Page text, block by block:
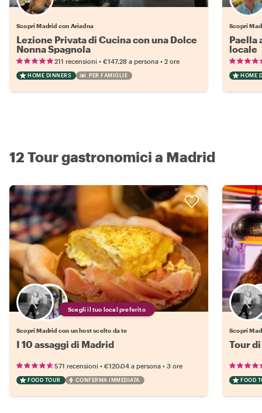
Scopri Madrid con Ariadna
Lezione Privata di Cucina con una Dolce
Nonna Spagnola
211 recensioni • €147.28 a persona • 2 ore
HOME DINNERS PER FAMIGLIE
Scopri
Paella
locale
HOME
12 Tour gastronomici a Madrid
Scegli il tuo local preferito
Scopri Madrid con un host scelto da te
I 10 assaggi di Madrid
571 recensioni • €120.04 a persona • 3 ore
FOOD TOUR CONFERMA IMMEDIATA
Scopri
Tour
FOOD